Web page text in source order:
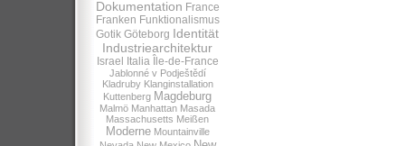
Dokumentation France
Franken Funktionalismus
Gotik Göteborg Identität
Industriearchitektur
Israel Italia Île-de-France
Jablonné v Podještědí
Kladruby Klanginstallation
Kuttenberg Magdeburg
Malmö Manhattan Masada
Massachusetts Meißen
Moderne Mountainville